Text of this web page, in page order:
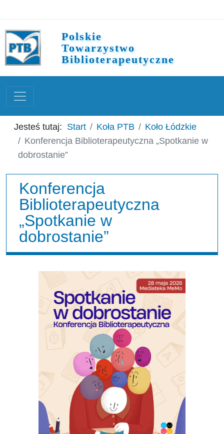
Polskie
Towarzystwo
Biblioterapeutyczne
Jesteś tutaj: Start Koła PTB
Koło Łódzkie
Konferencja Biblioterapeutyczna „Spotkanie w
dobrostanie”
Konferencja
Biblioterapeutyczna
„Spotkanie w
dobrostanie”